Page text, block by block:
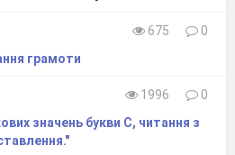
675
0
грамоти
1996
0
значень букви С, читання з